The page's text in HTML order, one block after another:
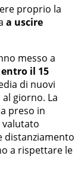
proprio la
a uscire
messo a
entro il 15
di nuovi
giorno. La
preso in
valutato
distanziamento
a rispettare le